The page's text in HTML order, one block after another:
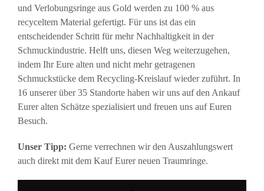
und Verlobungsringe aus Gold werden zu 100 % aus
recyceltem Material gefertigt. Für uns ist das ein
entscheidender Schritt für mehr Nachhaltigkeit in der
Schmuckindustrie. Helft uns, diesen Weg weiterzugehen,
indem Ihr Eure alten und nicht mehr getragenen
Schmuckstücke dem Recycling-Kreislauf wieder zuführt. In
16 unserer über 35 Standorte haben wir uns auf den Ankauf
Eurer alten Schätze spezialisiert und freuen uns auf Euren
Besuch.
Unser Tipp: Gerne verrechnen wir den Auszahlungswert
auch direkt mit dem Kauf Eurer neuen Traumringe.